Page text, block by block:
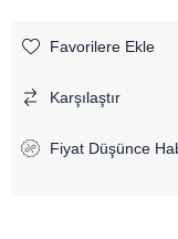
Favorilere Ekle
Karşılaştır
Fiyat Düşünce